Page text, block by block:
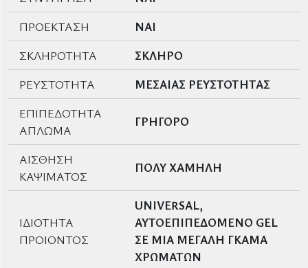
ΠΡΟΕΚΤΑΣΗ
ΝΑΙ
ΣΚΛΗΡΟΤΗΤΑ
ΣΚΛΗΡΟ
ΡΕΥΣΤΟΤΗΤΑ
ΜΕΣΑΙΑΣ ΡΕΥΣΤΟΤΗΤΑΣ
ΕΠΙΠΕΔΟΤΗΤΑ
ΑΠΛΩΜΑ
ΓΡΗΓΟΡΟ
ΑΙΣΘΗΣΗ
ΚΑΨΙΜΑΤΟΣ
ΠΟΛΥ ΧΑΜΗΛΗ
ΙΔΙΟΤΗΤΑ
ΠΡΟΙΟΝΤΟΣ
UNIVERSAL,
ΑΥΤΟΕΠΙΠΕΔΟΜΕΝΟ GEL
ΣΕ ΜΙΑ ΜΕΓΑΛΗ ΓΚΑΜΑ
ΧΡΩΜΑΤΩΝ